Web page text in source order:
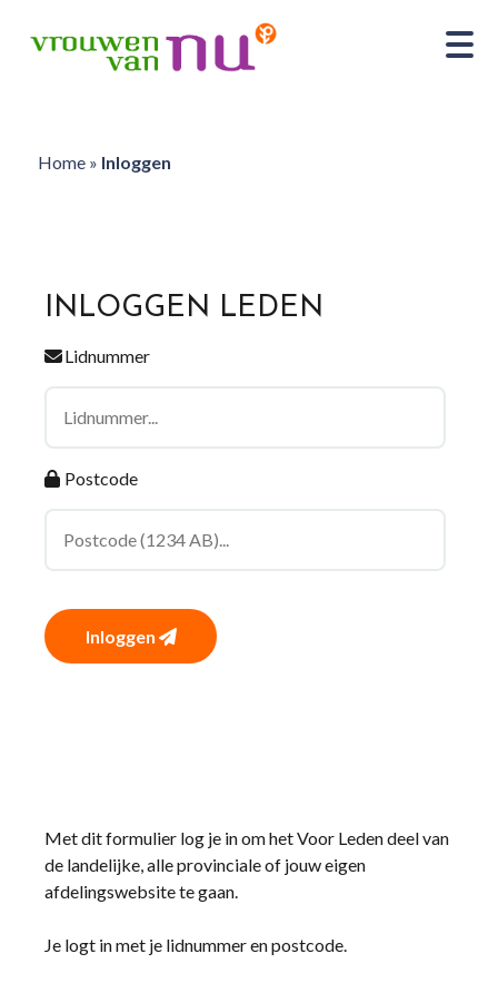
Home» Inloggen
INLOGGEN LEDEN
Lidnummer
Postcode
Inloggen
Met dit formulier log je in om het Voor Leden deel van
de landelijke, alle provinciale of jouw eigen
afdelingswebsite te gaan.
Je logt in met je lidnummer en postcode.